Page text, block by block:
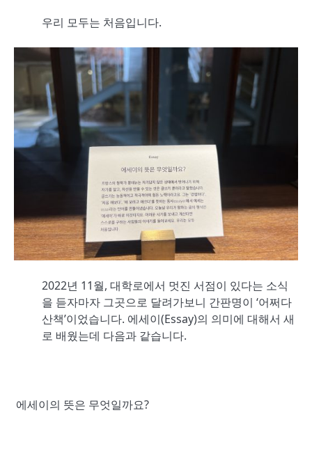
우리 모두는 처음입니다.
2022년 11월, 대학로에서 멋진 서점이 있다는 소식
을 듣자마자 그곳으로 달려가보니 간판명이 ‘어쩌다
산책’이었습니다. 에세이(Essay)의 의미에 대해서 새
로 배웠는데 다음과 같습니다.
에세이의 뜻은 무엇일까요?